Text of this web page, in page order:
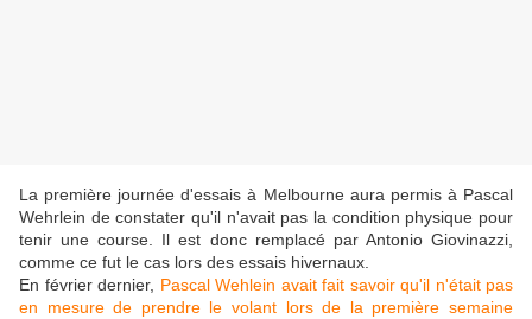
La première journée d'essais à Melbourne aura permis à Pascal
Wehrlein de constater qu'il n'avait pas la condition physique pour
tenir une course. Il est donc remplacé par Antonio Giovinazzi,
comme ce fut le cas lors des essais hivernaux.
En février dernier, Pascal Wehlein avait fait savoir qu'il n'était pas
en mesure de prendre le volant lors de la première semaine